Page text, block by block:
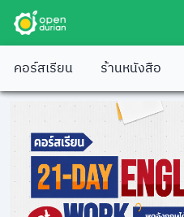
คอร์สเรียน ร้านหนังสือ